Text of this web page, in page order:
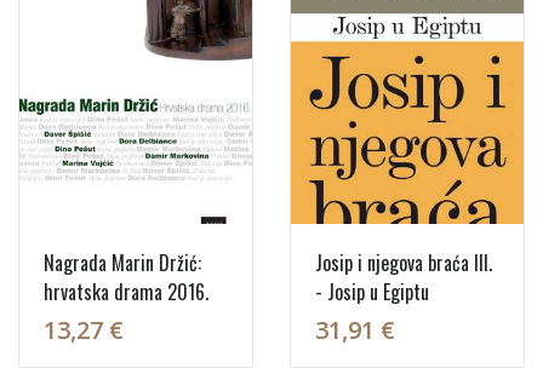
Nagrada Marin Držić:
hrvatska drama 2016.
13,27 €
Josip i njegova braća III.
- Josip u Egiptu
31,91 €